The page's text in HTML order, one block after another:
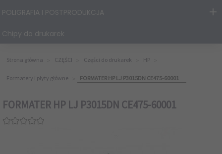
POLIGRAFIA I POSTPRODUKCJA
Chipy do drukarek
Strona główna CZĘŚCI Części do drukarek HP
Formatery i płyty główne FORMATER HP LJ P3015DN CE475-60001
FORMATER HP LJ P3015DN CE475-60001